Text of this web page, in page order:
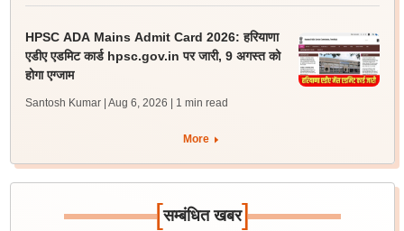
HPSC ADA Mains Admit Card 2026: हरियाणा
एडीए एडमिट कार्ड hpsc.gov.in पर जारी, 9 अगस्त को
होगा एग्जाम
Santosh Kumar | Aug 6, 2026 | 1 min read
More
[सम्बंधित खबर]